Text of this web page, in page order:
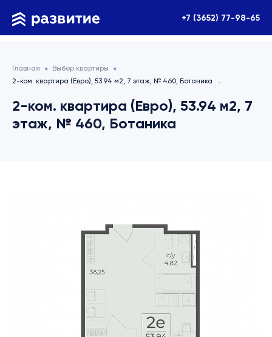
+7 (3652) 77-98-65
Главная
Выбор квартиры
2-ком. квартира (Евро), 53.94 м2, 7 этаж, № 460, Ботаника
2-ком. квартира (Евро), 53.94 м2, 7
этаж, № 460, Ботаника